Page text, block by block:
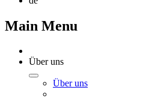
Main Menu
Über uns
Über uns